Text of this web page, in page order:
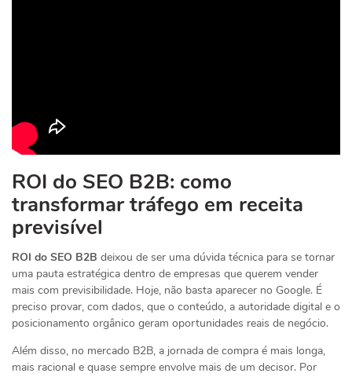
ROI do SEO B2B: como
transformar tráfego em receita
previsível
ROI do SEO B2B deixou de ser uma dúvida técnica para se tornar
uma pauta estratégica dentro de empresas que querem vender
mais com previsibilidade. Hoje, não basta aparecer no Google. É
preciso provar, com dados, que o conteúdo, a autoridade digital e o
posicionamento orgânico geram oportunidades reais de negócio.
Além disso, no mercado B2B, a jornada de compra é mais longa,
mais racional e quase sempre envolve mais de um decisor. Por